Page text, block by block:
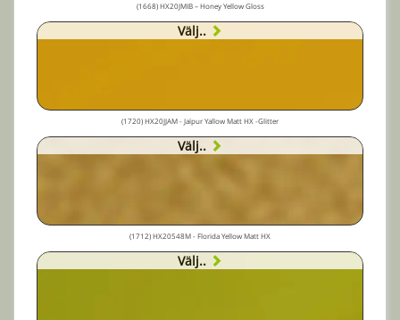
(1668) HX20JMIB – Honey Yellow Gloss
Välj..
(1720) HX20JJAM - Jaïpur Yallow Matt HX -Glitter
Välj..
(1712) HX20548M - Florida Yellow Matt HX
Välj..